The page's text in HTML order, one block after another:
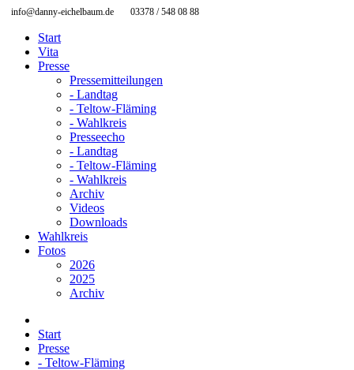
info@danny-eichelbaum.de 03378 / 548 08 88
Start
Vita
Presse
Pressemitteilungen
- Landtag
- Teltow-Fläming
- Wahlkreis
Presseecho
- Landtag
- Teltow-Fläming
- Wahlkreis
Archiv
Videos
Downloads
Wahlkreis
Fotos
2026
2025
Archiv
Start
Presse
- Teltow-Fläming